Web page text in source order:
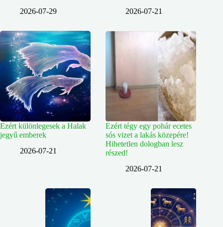
2026-07-29
2026-07-21
Ezért különlegesek a Halak
jegyű emberek
2026-07-21
Ezért tégy egy pohár ecetes
sós vizet a lakás közepére!
Hihetetlen dologban lesz
részed!
2026-07-21